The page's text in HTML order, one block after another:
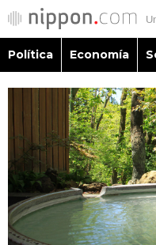
Política
Economía
Sociedad
Política Economía